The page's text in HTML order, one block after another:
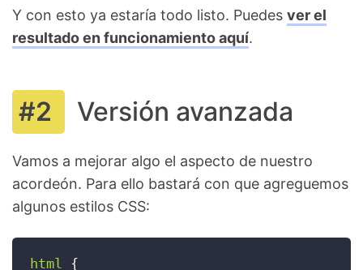
Y con esto ya estaría todo listo. Puedes ver el
resultado en funcionamiento aquí.
Versión avanzada
Vamos a mejorar algo el aspecto de nuestro
acordeón. Para ello bastará con que agreguemos
algunos estilos CSS:
html {